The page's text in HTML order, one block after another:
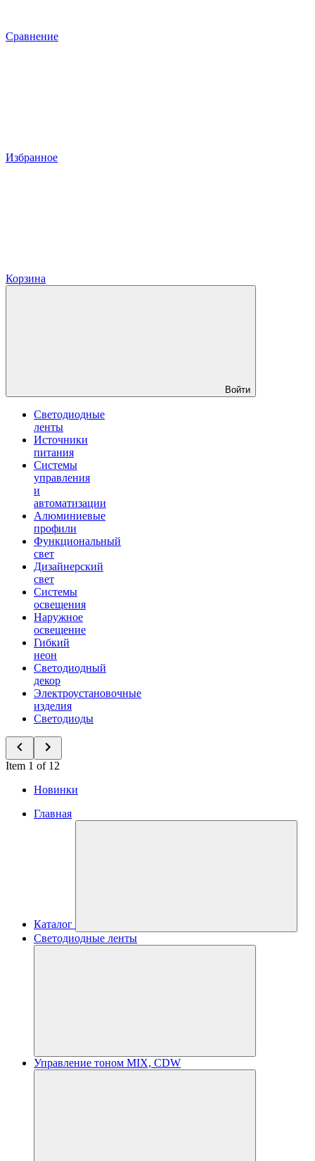
Сравнение
Избранное
Корзина
Войти
Светодиодные
ленты
Источники
питания
Системы
управления
и
автоматизации
Алюминиевые
профили
Функциональный
свет
Дизайнерский
свет
Системы
освещения
Наружное
освещение
Гибкий
неон
Светодиодный
декор
Электроустановочные
изделия
Светодиоды
Item 1 of 12
Новинки
Главная
Каталог
Светодиодные ленты
Управление тоном MIX, CDW